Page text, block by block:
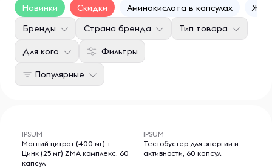
Новинки Скидки Аминокислота в капсулах
Фильтры
Бренды Страна бренда Тип товара
Для кого
Популярные
IPSUM
Магний цитрат (400 мг) +
Цинк (25 мг) ZMA комплекс, 60
капсул
IPSUM
Тестобустер для энергии и
активности, 60 капсул